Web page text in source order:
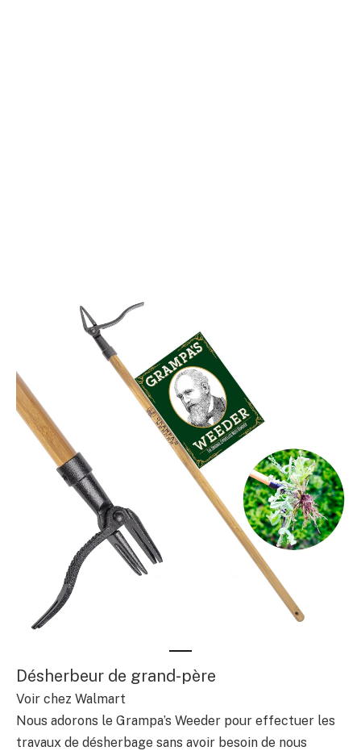
Désherbeur de grand-père
Voir chez Walmart
Nous adorons le Grampa’s Weeder pour effectuer les
travaux de désherbage sans avoir besoin de nous